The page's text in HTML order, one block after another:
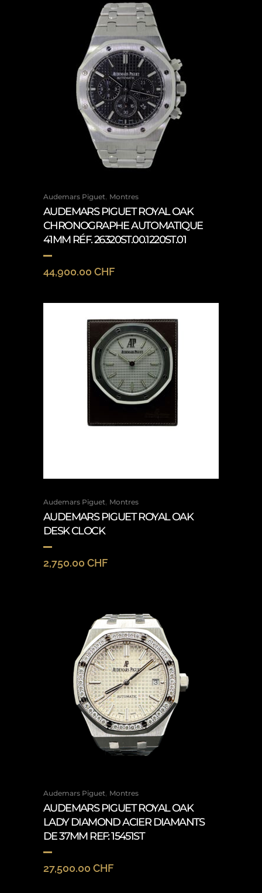
Audemars Piguet, Montres
AUDEMARS PIGUET ROYAL OAK
CHRONOGRAPHE AUTOMATIQUE
41MM RÉF. 26320ST.00.1220ST.01
44,900.00 CHF
Audemars Piguet, Montres
AUDEMARS PIGUET ROYAL OAK
DESK CLOCK
2,750.00 CHF
Audemars Piguet, Montres
AUDEMARS PIGUET ROYAL OAK
LADY DIAMOND ACIER DIAMANTS
DE 37MM REF: 15451ST
27,500.00 CHF